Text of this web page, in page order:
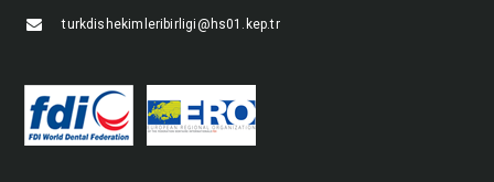
turkdishekimleribirligi@hs01.kep.tr